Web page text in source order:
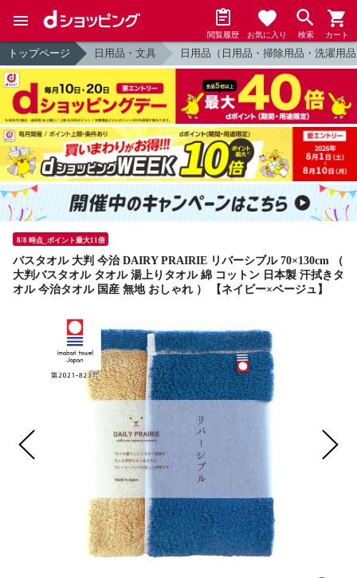
閲覧履歴 お気に入り 検索 カート
トップページ 日用品・文具 日用品（日用品・掃除用品・洗濯用
8/8 時点_ポイント最大11倍
バスタオル 大判 今治 DAIRY PRAIRIE リバーシブル 70×130cm （
大判バスタオル タオル 湯上りタオル 綿 コットン 日本製 汗拭きタ
オル 今治タオル 国産 無地 おしゃれ ） 【ネイビー×ベージュ】